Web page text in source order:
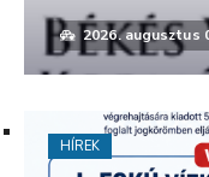
2026. augusztus
HÍREK